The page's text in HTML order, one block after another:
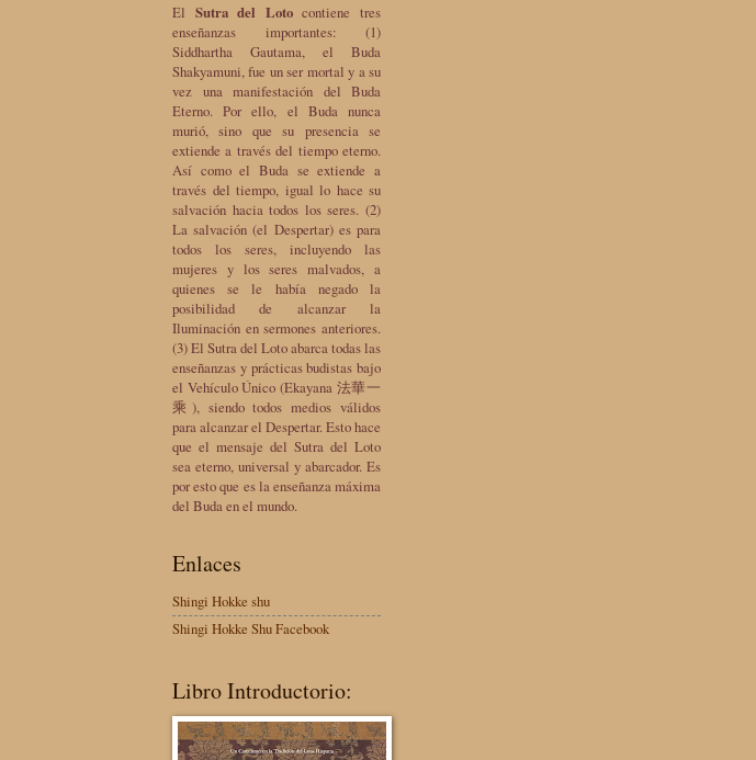
El Sutra del Lotocontiene tres
enseñanzas importantes: (1)
Siddhartha Gautama, el Buda
Shakyamuni, fue un ser mortal y a su
vez una manifestación del Buda
Eterno. Por ello, el Buda nunca
murió, sino que su presencia se
extiende a través del tiempo eterno.
Así como el Buda se extiende a
través del tiempo, igual lo hace su
salvación hacia todos los seres. (2)
La salvación (el Despertar) es para
todos los seres, incluyendo las
mujeres y los seres malvados, a
quienes se le había negado la
posibilidad de alcanzar la
Iluminación en sermones anteriores.
(3) El Sutra del Loto abarca todas las
enseñanzas y prácticas budistas bajo
el Vehículo Único (Ekayana 法華一
乘), siendo todos medios válidos
para alcanzar el Despertar. Esto hace
que el mensaje del Sutra del Loto
sea eterno, universal y abarcador. Es
por esto que es la enseñanza máxima
del Buda en el mundo.
Enlaces
Shingi Hokke shu
Shingi Hokke Shu Facebook
Libro Introductorio: